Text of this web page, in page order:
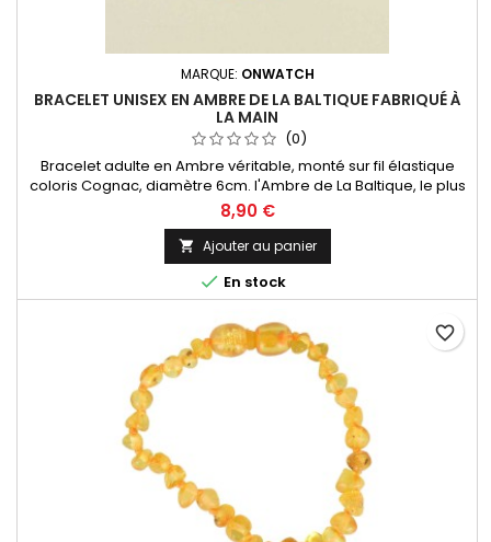
MARQUE: ONWATCH
BRACELET UNISEX EN AMBRE DE LA BALTIQUE FABRIQUÉ À
LA MAIN
(0)
Bracelet adulte en Ambre véritable, monté sur fil élastique
coloris Cognac, diamètre 6cm. l'Ambre de La Baltique, le plus
réputé au monde !
8,90 €
 Ajouter au panier
 En stock
favorite_border